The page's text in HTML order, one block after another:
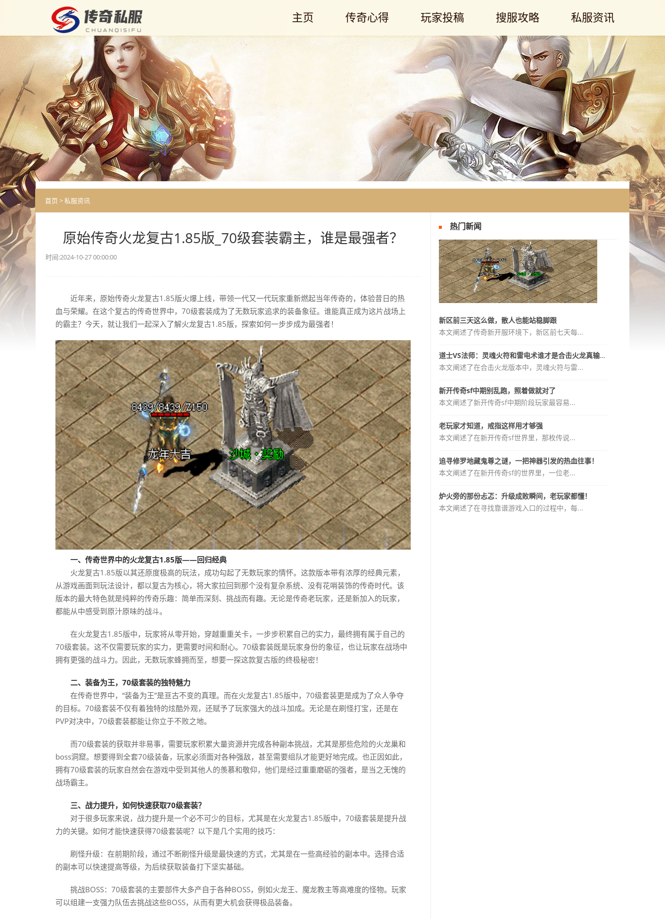
主页 传奇心得 玩家投稿 搜服攻略 私服资讯
首页 >私服资讯
原始传奇火龙复古1.85版_70级套装霸主，谁是最强者？
时间:2024-10-27 00:00:00
近年来，原始传奇火龙复古1.85版火爆上线，带领一代又一代玩家重新燃起当年传奇的，体验昔日的热
血与荣耀。在这个复古的传奇世界中，70级套装成为了无数玩家追求的装备象征。谁能真正成为这片战场上
的霸主？今天，就让我们一起深入了解火龙复古1.85版，探索如何一步步成为最强者！
一、传奇世界中的火龙复古1.85版——回归经典
火龙复古1.85版以其还原度极高的玩法，成功勾起了无数玩家的情怀。这款版本带有浓厚的经典元素，
从游戏画面到玩法设计，都以复古为核心，将大家拉回到那个没有复杂系统、没有花哨装饰的传奇时代。该
版本的最大特色就是纯粹的传奇乐趣：简单而深刻、挑战而有趣。无论是传奇老玩家，还是新加入的玩家，
都能从中感受到原汁原味的战斗。
在火龙复古1.85版中，玩家将从零开始，穿越重重关卡，一步步积累自己的实力，最终拥有属于自己的
70级套装。这不仅需要玩家的实力，更需要时间和耐心。70级套装既是玩家身份的象征，也让玩家在战场中
拥有更强的战斗力。因此，无数玩家蜂拥而至，想要一探这款复古版的终极秘密！
二、装备为王，70级套装的独特魅力
在传奇世界中，“装备为王”是亘古不变的真理。而在火龙复古1.85版中，70级套装更是成为了众人争夺
的目标。70级套装不仅有着独特的炫酷外观，还赋予了玩家强大的战斗加成。无论是在刷怪打宝，还是在
PVP对决中，70级套装都能让你立于不败之地。
而70级套装的获取并非易事，需要玩家积累大量资源并完成各种副本挑战，尤其是那些危险的火龙巢和
boss洞窟。想要得到全套70级装备，玩家必须面对各种强敌，甚至需要组队才能更好地完成。也正因如此，
拥有70级套装的玩家自然会在游戏中受到其他人的羡慕和敬仰，他们是经过重重磨砺的强者，是当之无愧的
战场霸主。
三、战力提升，如何快速获取70级套装？
对于很多玩家来说，战力提升是一个必不可少的目标，尤其是在火龙复古1.85版中，70级套装是提升战
力的关键。如何才能快速获得70级套装呢？以下是几个实用的技巧：
刷怪升级：在前期阶段，通过不断刷怪升级是最快速的方式，尤其是在一些高经验的副本中。选择合适
的副本可以快速提高等级，为后续获取装备打下坚实基础。
挑战BOSS：70级套装的主要部件大多产自于各种BOSS，例如火龙王、魔龙教主等高难度的怪物。玩家
可以组建一支强力队伍去挑战这些BOSS，从而有更大机会获得极品装备。
热门新闻
新区前三天这么做，散人也能站稳脚跟
本文阐述了传奇新开服环境下，新区前七天每...
道士VS法师：灵魂火符和雷电术谁才是合击火龙真输出？
本文阐述了在合击火龙版本中，灵魂火符与雷...
新开传奇sf中期别乱跑，照着做就对了
本文阐述了新开传奇sf中期阶段玩家最容易...
老玩家才知道，戒指这样用才够强
本文阐述了在新开传奇sf世界里，那枚传说...
追寻修罗地藏鬼尊之谜，一把神器引发的热血往事！
本文阐述了在新开传奇sf的世界里，一位老...
炉火旁的那份忐忑：升级成败瞬间，老玩家都懂！
本文阐述了在寻找靠谱游戏入口的过程中，每...